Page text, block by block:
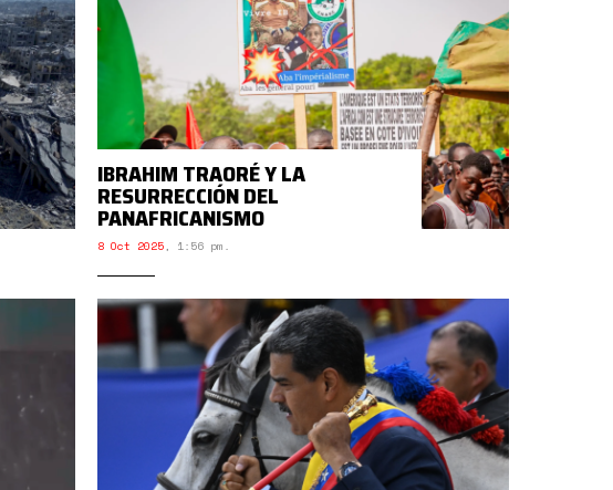
IBRAHIM TRAORÉ Y LA
RESURRECCIÓN DEL
PANAFRICANISMO
8 Oct 2025, 1:56 pm.